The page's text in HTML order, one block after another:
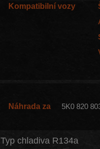
Kompatibilní vozy
Náhrada za 5K0 820 803
Typ chladiva R134a